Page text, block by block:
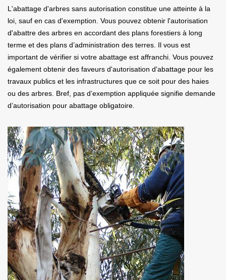
L'abattage d'arbres sans autorisation constitue une atteinte à la
loi, sauf en cas d'exemption. Vous pouvez obtenir l'autorisation
d'abattre des arbres en accordant des plans forestiers à long
terme et des plans d’administration des terres. Il vous est
important de vérifier si votre abattage est affranchi. Vous pouvez
également obtenir des faveurs d'autorisation d'abattage pour les
travaux publics et les infrastructures que ce soit pour des haies
ou des arbres. Bref, pas d’exemption appliquée signifie demande
d’autorisation pour abattage obligatoire.